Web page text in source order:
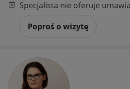
Poproś o wizytę